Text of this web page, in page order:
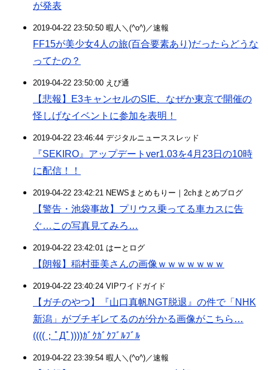
が発表
2019-04-22 23:50:50 暇人＼(^o^)／速報
FF15が美少女4人の旅(百合要素あり)だったらどうな
ってたの？
2019-04-22 23:50:00 えび通
【悲報】E3キャンセルのSIE、なぜか東京で開催の
怪しげなイベントに参加を表明！
2019-04-22 23:46:44 デジタルニューススレッド
『SEKIRO』アップデートver1.03を4月23日の10時
に配信！！
2019-04-22 23:42:21 NEWSまとめもりー｜2chまとめブログ
【警告・池袋事故】プリウス乗ってる車カスに告
ぐ…この写真見てみろ…
2019-04-22 23:42:01 はーとログ
【朗報】稲村亜美さんの画像ｗｗｗｗｗｗｗ
2019-04-22 23:40:24 VIPワイドガイド
【ガチのやつ】『山口真帆NGT脱退』の件で「NHK
新潟」がブチギレてるのが分かる画像がこちら…
((((；ﾟДﾟ))))ｶﾞｸｶﾞｸﾌﾞﾙﾌﾞﾙ
2019-04-22 23:39:54 暇人＼(^o^)／速報